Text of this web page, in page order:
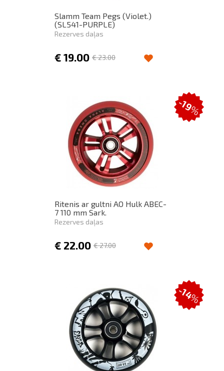
Slamm Team Pegs (Violet.)
(SL541-PURPLE)
Rezerves daļas
€ 19.00 €23.00
Ritenis ar gultni AO Hulk ABEC-
7 110 mm Sark.
Rezerves daļas
€ 22.00 €27.00
-19%
-14%